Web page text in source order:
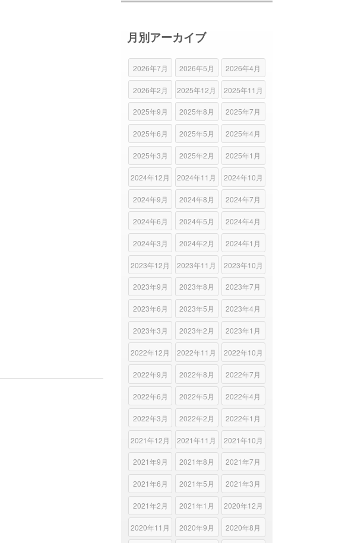
月別アーカイブ
2026年7月 2026年5月 2026年4月
2026年2月 2025年12月 2025年11月
2025年9月 2025年8月 2025年7月
2025年6月 2025年5月 2025年4月
2025年3月 2025年2月 2025年1月
2024年12月 2024年11月 2024年10月
2024年9月 2024年8月 2024年7月
2024年6月 2024年5月 2024年4月
2024年3月 2024年2月 2024年1月
2023年12月 2023年11月 2023年10月
2023年9月 2023年8月 2023年7月
2023年6月 2023年5月 2023年4月
2023年3月 2023年2月 2023年1月
2022年12月 2022年11月 2022年10月
2022年9月 2022年8月 2022年7月
2022年6月 2022年5月 2022年4月
2022年3月 2022年2月 2022年1月
2021年12月 2021年11月 2021年10月
2021年9月 2021年8月 2021年7月
2021年6月 2021年5月 2021年3月
2021年2月 2021年1月 2020年12月
2020年11月 2020年9月 2020年8月